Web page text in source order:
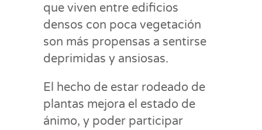
que viven entre edificios
densos con poca vegetación
son más propensas a sentirse
deprimidas y ansiosas.
El hecho de estar rodeado de
plantas mejora el estado de
ánimo, y poder participar